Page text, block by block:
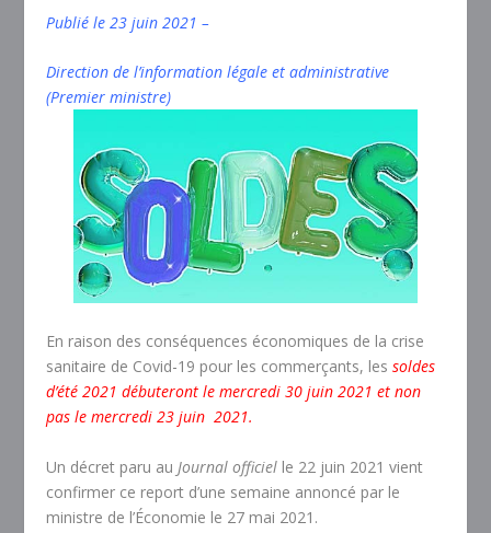
Publié le 23 juin 2021 –
Direction de l’information légale et administrative
(Premier ministre)
En raison des conséquences économiques de la crise
sanitaire de Covid-19 pour les commerçants, lessoldes
d’été 2021 débuteront le mercredi 30 juin 2021 et non
pas le mercredi 23 juin 2021.
Un décret paru au Journal officiel le 22 juin 2021 vient
confirmer ce report d’une semaine annoncé par le
ministre de l’Économie le 27 mai 2021.